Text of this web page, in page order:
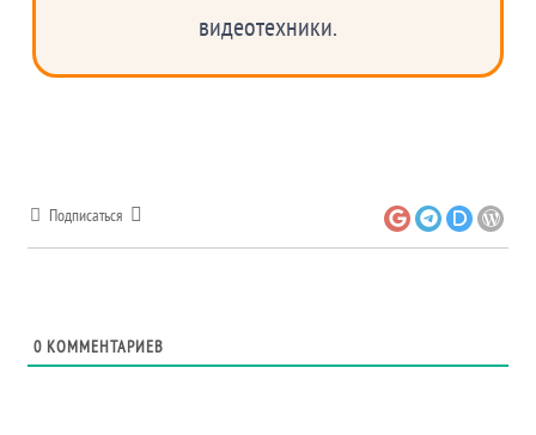
видеотехники.
Подписаться
0 КОММЕНТАРИЕВ